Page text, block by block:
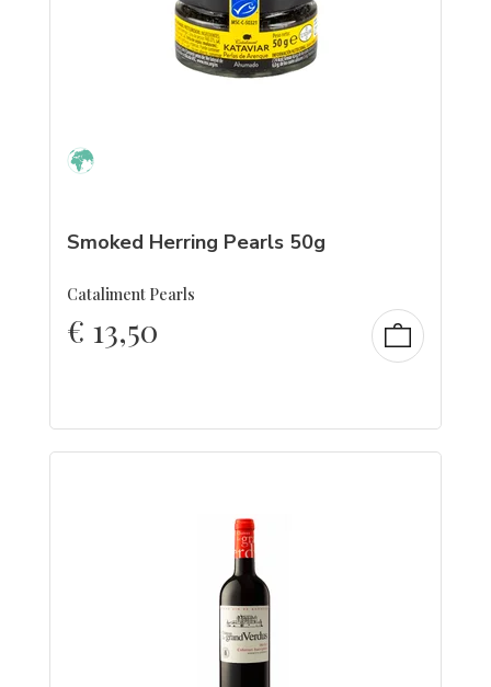
Smoked Herring Pearls 50g
Cataliment Pearls
€ 13,50